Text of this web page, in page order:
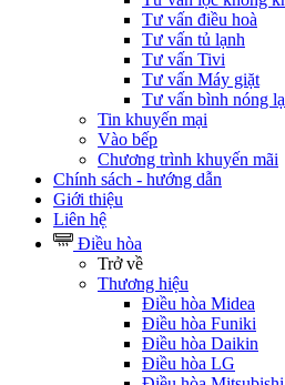
Tư vấn điều hoà
Tư vấn tủ lạnh
Tư vấn Tivi
Tư vấn Máy giặt
Tư vấn bình nóng
Tin khuyến mại
Vào bếp
Chương trình khuyến mãi
Chính sách - hướng dẫn
Giới thiệu
Liên hệ
Điều hòa
Trở về
Thương hiệu
Điều hòa Midea
Điều hòa Funiki
Điều hòa Daikin
Điều hòa LG